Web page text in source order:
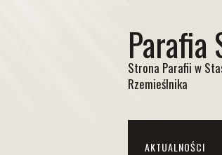
Parafia
Strona Parafii w
Rzemieślnika
AKTUALNOŚCI